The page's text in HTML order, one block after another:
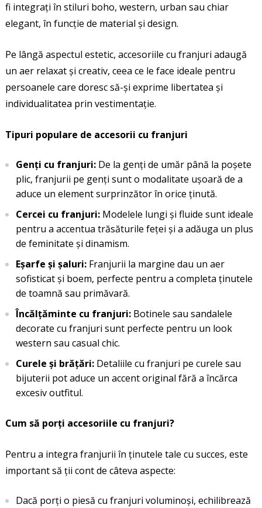
fi integrați în stiluri boho, western, urban sau chiar
elegant, în funcție de material și design.
Pe lângă aspectul estetic, accesoriile cu franjuri adaugă
un aer relaxat și creativ, ceea ce le face ideale pentru
persoanele care doresc să-și exprime libertatea și
individualitatea prin vestimentație.
Tipuri populare de accesorii cu franjuri
Genți cu franjuri:De la genți de umăr până la poșete
plic, franjurii pe genți sunt o modalitate ușoară de a
aduce un element surprinzător în orice ținută.
Cercei cu franjuri:Modelele lungi și fluide sunt ideale
pentru a accentua trăsăturile feței și a adăuga un plus
de feminitate și dinamism.
Eșarfe și șaluri:Franjurii la margine dau un aer
sofisticat și boem, perfecte pentru a completa ținutele
de toamnă sau primăvară.
Încălțăminte cu franjuri:Botinele sau sandalele
decorate cu franjuri sunt perfecte pentru un look
western sau casual chic.
Curele și brățări:Detaliile cu franjuri pe curele sau
bijuterii pot aduce un accent original fără a încărca
excesiv outfitul.
Cum să porți accesoriile cu franjuri?
Pentru a integra franjurii în ținutele tale cu succes, este
important să ții cont de câteva aspecte:
Dacă porți o piesă cu franjuri voluminoși, echilibrează